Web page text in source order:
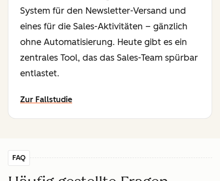
System für den Newsletter-Versand und
eines für die Sales-Aktivitäten – gänzlich
ohne Automatisierung. Heute gibt es ein
zentrales Tool, das das Sales-Team spürbar
entlastet.
Zur Fallstudie
FAQ